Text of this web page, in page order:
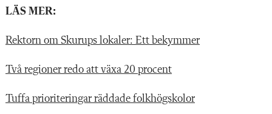
LÄS MER:
Rektorn om Skurups lokaler: Ett bekymmer
Två regioner redo att växa 20 procent
Tuffa prioriteringar räddade folkhögskolor